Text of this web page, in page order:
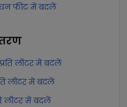
घन फीट में बदलें
लीटर में बदलें
लीटर में बदलें
लीटर में बदलें